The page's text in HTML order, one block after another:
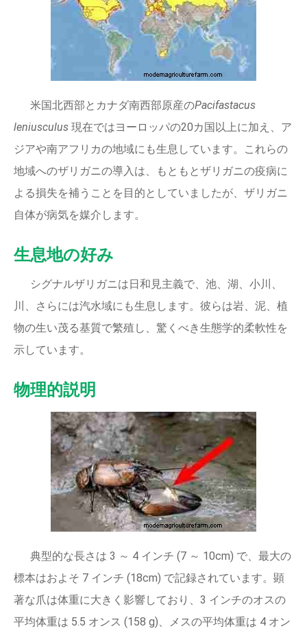
米国北西部とカナダ南西部原産のPacifastacus
leniusculus 現在ではヨーロッパの20カ国以上に加え、ア
ジアや南アフリカの地域にも生息しています。これらの
地域へのザリガニの導入は、もともとザリガニの疫病に
よる損失を補うことを目的としていましたが、ザリガニ
自体が病気を媒介します。
生息地の好み
シグナルザリガニは日和見主義で、池、湖、小川、
川、さらには汽水域にも生息します。彼らは岩、泥、植
物の生い茂る基質で繁殖し、驚くべき生態学的柔軟性を
示しています。
物理的説明
典型的な長さは 3 ～ 4 インチ (7 ～ 10cm) で、最大の
標本はおよそ 7 インチ (18cm) で記録されています。顕
著な爪は体重に大きく影響しており、3 インチのオスの
平均体重は 5.5 オンス (158 g)、メスの平均体重は 4 オン